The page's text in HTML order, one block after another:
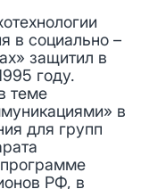
в социально –
защитил в
году.
теме
в
для групп
РФ, в